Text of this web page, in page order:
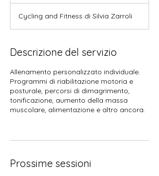
Cycling and Fitness di Silvia Zarroli
Descrizione del servizio
Allenamento personalizzato individuale.
Programmi di riabilitazione motoria e
posturale, percorsi di dimagrimento,
tonificazione, aumento della massa
muscolare, alimentazione e altro ancora.
Prossime sessioni